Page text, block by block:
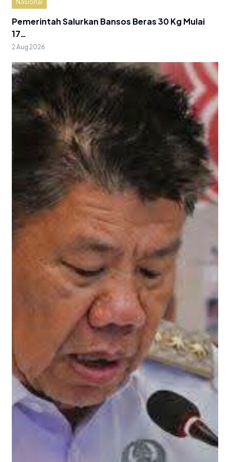
Nasional
Pemerintah Salurkan Bansos Beras 30 Kg Mulai
17…
2 Aug 2026